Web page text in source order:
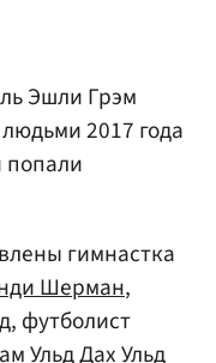
Эшли Грэм
2017 года
гимнастка
Шерман,
, футболист
Ульд Дах Ульд